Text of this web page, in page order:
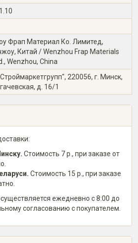
Фрап Материал Ко. Лимитед,
Китай / Wenzhou Frap Materials
Wenzhou, China
220056, г. Минск,
д. 16/1
Стоимость 7 р., при заказе от
Стоимость 15 р., при заказе
ежедневно с 8:00 до
согласованию с покупателем.